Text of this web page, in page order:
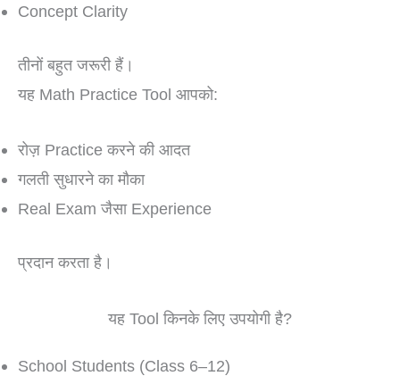
Concept Clarity
तीनों बहुत जरूरी हैं।
यह Math Practice Tool आपको:
रोज़ Practice करने की आदत
गलती सुधारने का मौका
Real Exam जैसा Experience
प्रदान करता है।
यह Tool किनके लिए उपयोगी है?
School Students (Class 6–12)